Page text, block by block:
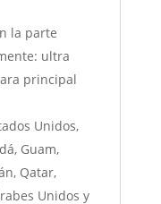
la parte
ultra
principal
Unidos,
Guam,
Qatar,
Unidos y